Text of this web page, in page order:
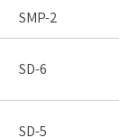
SMP-2
SD-6
SD-5